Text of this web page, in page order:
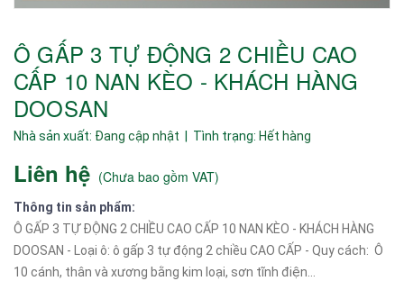
Ô GẤP 3 TỰ ĐỘNG 2 CHIỀU CAO
CẤP 10 NAN KÈO - KHÁCH HÀNG
DOOSAN
Nhà sản xuất: Đang cập nhật | Tình trạng: Hết hàng
Liên hệ (Chưa bao gồm VAT)
Thông tin sản phẩm:
Ô GẤP 3 TỰ ĐỘNG 2 CHIỀU CAO CẤP 10 NAN KÈO - KHÁCH HÀNG
DOOSAN - Loại ô: ô gấp 3 tự động 2 chiều CAO CẤP - Quy cách: Ô
10 cánh, thân và xương bằng kim loại, sơn tĩnh điện...